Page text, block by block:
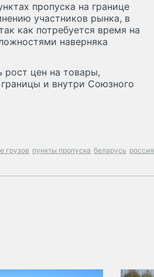
пропуска на границе
участников рынка, в
как потребуется время на
наверняка
цен на товары,
и внутри Союзного
грузов пункты пропуска беларусь россия